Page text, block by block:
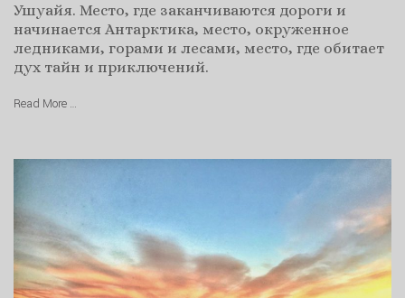
Ушуайя. Место, где заканчиваются дороги и
начинается Антарктика, место, окруженное
ледниками, горами и лесами, место, где обитает
дух тайн и приключений.
Read More …